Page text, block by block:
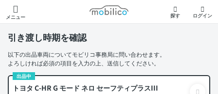
メニュー
モビリコ
探す ログイン
引き渡し時期を確認
以下の出品車両についてモビリコ事務局に問い合わせます。
よろしければ必須の項目を入力の上、送信してください。
出品中
トヨタ C-HR G モード ネロ セーフティプラスIII